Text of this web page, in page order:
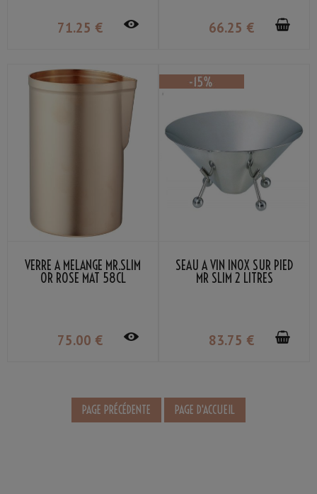
71.25 € 66.25 €
VERRE À MÉLANGE MR.SLIM
OR ROSE MAT 58CL
75.00 €
SEAU À VIN INOX SUR PIED
MR SLIM 2 LITRES
83.75 €